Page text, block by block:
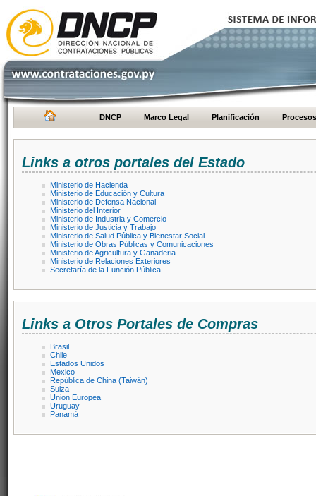
DNCP Marco Legal Planificación Procesos
Links a otros portales del Estado
Ministerio de Hacienda
Ministerio de Educación y Cultura
Ministerio de Defensa Nacional
Ministerio del Interior
Ministerio de Industria y Comercio
Ministerio de Justicia y Trabajo
Ministerio de Salud Pública y Bienestar Social
Ministerio de Obras Públicas y Comunicaciones
Ministerio de Agricultura y Ganaderia
Ministerio de Relaciones Exteriores
Secretaría de la Función Pública
Links a Otros Portales de Compras
Brasil
Chile
Estados Unidos
Mexico
República de China (Taiwán)
Suiza
Union Europea
Uruguay
Panamá